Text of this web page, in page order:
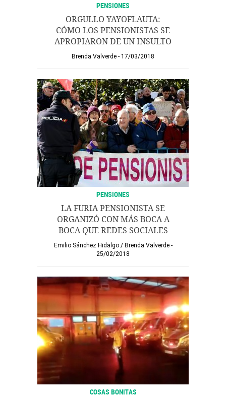
PENSIONES
ORGULLO YAYOFLAUTA:
CÓMO LOS PENSIONISTAS SE
APROPIARON DE UN INSULTO
Brenda Valverde 17/03/2018
PENSIONES
LA FURIA PENSIONISTA SE
ORGANIZÓ CON MÁS BOCA A
BOCA QUE REDES SOCIALES
Emilio Sánchez Hidalgo/ Brenda Valverde
25/02/2018
COSAS BONITAS